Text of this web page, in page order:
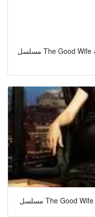
مسلسل The Good Wife الموسم الثانى مترجم الحلقة 14 الرابعة